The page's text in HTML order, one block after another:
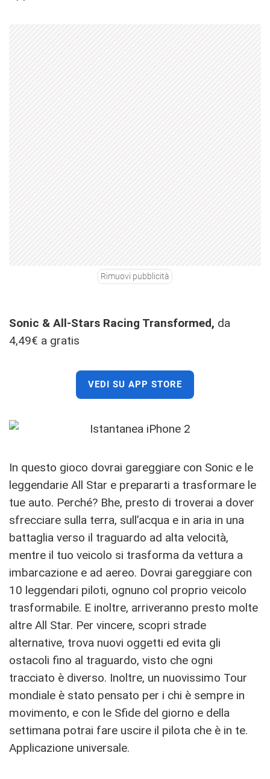
Rimuovi pubblicità
Sonic & All-Stars Racing Transformed, da
4,49€ a gratis
VEDI SU APP STORE
In questo gioco dovrai gareggiare con Sonic e le
leggendarie All Star e prepararti a trasformare le
tue auto. Perché? Bhe, presto di troverai a dover
sfrecciare sulla terra, sull’acqua e in aria in una
battaglia verso il traguardo ad alta velocità,
mentre il tuo veicolo si trasforma da vettura a
imbarcazione e ad aereo. Dovrai gareggiare con
10 leggendari piloti, ognuno col proprio veicolo
trasformabile. E inoltre, arriveranno presto molte
altre All Star. Per vincere, scopri strade
alternative, trova nuovi oggetti ed evita gli
ostacoli fino al traguardo, visto che ogni
tracciato è diverso. Inoltre, un nuovissimo Tour
mondiale è stato pensato per i chi è sempre in
movimento, e con le Sfide del giorno e della
settimana potrai fare uscire il pilota che è in te.
Applicazione universale.